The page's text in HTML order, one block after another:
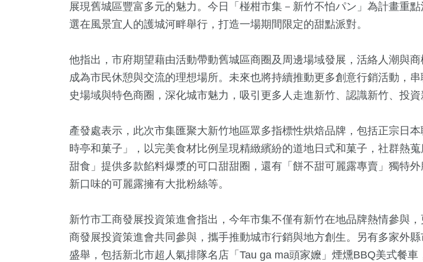
展現舊城區豐富多元的魅力。今日「椪柑市集－新竹不怕パン」為計畫重點
選在風景宜人的護城河畔舉行，打造一場期間限定的甜點派對。
他指出，市府期望藉由活動帶動舊城區商圈及周邊場域發展，活絡人潮與
成為市民休憩與交流的理想場所。未來也將持續推動更多創意行銷活動，
史場域與特色商圈，深化城市魅力，吸引更多人走進新竹、認識新竹、投資
產發處表示，此次市集匯聚大新竹地區眾多指標性烘焙品牌，包括正宗日
時亭和菓子」，以完美食材比例呈現精緻繽紛的道地日式和菓子，社群熱
甜食」提供多款餡料爆漿的可口甜甜圈，還有「餅不甜可麗露專賣」獨特外
新口味的可麗露擁有大批粉絲等。
新竹市工商發展投資策進會指出，今年市集不僅有新竹在地品牌熱情參與
商發展投資策進會共同參與，攜手推動城市行銷與地方創生。另有多家外
盛舉，包括新北市超人氣排隊名店「Tau ga ma頭家嬤」煙燻BBQ美式餐車
+ 9+
+
綜藝
120+
司法放大鏡
190+ 13+
福建林公信俗文
215+
兩岸道教文化交
1433+
藝文
26+
兩岸佛教文化交
7716+
社會
1951+
熱門